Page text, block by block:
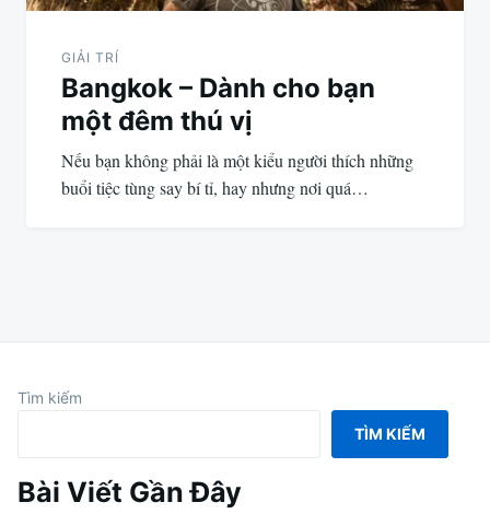
GIẢI TRÍ
Bangkok – Dành cho bạn
một đêm thú vị
Nếu bạn không phải là một kiểu người thích những
buổi tiệc tùng say bí tỉ, hay nhưng nơi quá…
Tìm kiếm
TÌM KIẾM
Bài Viết Gần Đây